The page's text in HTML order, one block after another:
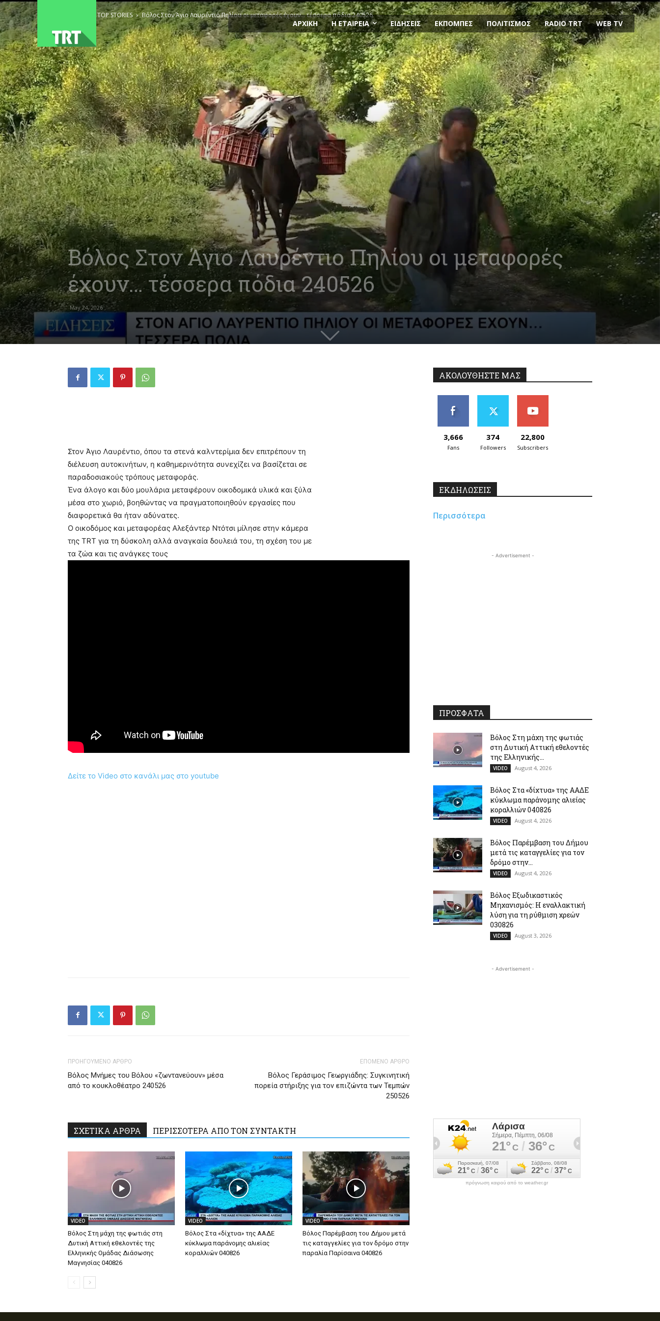
ΑΡΧΙΚΗ Η ΕΤΑΙΡΕΙΑ ΕΙΔΗΣΕΙΣ ΕΚΠΟΜΠΕΣ ΠΟΛΙΤΙΣΜΟΣ RADIO TRT WEB TV
TOP STORIES Βόλος Στον Άγιο Λαυρέντιο Πηλίου οι μεταφορές έχουν… τέσσερα πόδια 240526
Βόλος Στον Άγιο Λαυρέντιο Πηλίου οι μεταφορές
έχουν… τέσσερα πόδια 240526
May 24, 2026
Στον Άγιο Λαυρέντιο, όπου τα στενά καλντερίμια δεν επιτρέπουν τη
διέλευση αυτοκινήτων, η καθημερινότητα συνεχίζει να βασίζεται σε
παραδοσιακούς τρόπους μεταφοράς.
Ένα άλογο και δύο μουλάρια μεταφέρουν οικοδομικά υλικά και ξύλα
μέσα στο χωριό, βοηθώντας να πραγματοποιηθούν εργασίες που
διαφορετικά θα ήταν αδύνατες.
Ο οικοδόμος και μεταφορέας Αλεξάντερ Ντότσι μίλησε στην κάμερα
της TRT για τη δύσκολη αλλά αναγκαία δουλειά του, τη σχέση του με
τα ζώα και τις ανάγκες τους
Δείτε το Video στο κανάλι μας στο youtube
ΠΡΟΗΓΟΥΜΕΝΟ ΑΡΘΡΟ
Βόλος Μνήμες του Βόλου «ζωντανεύουν» μέσα
από το κουκλοθέατρο 240526
ΕΠΟΜΕΝΟ ΑΡΘΡΟ
Βόλος Γεράσιμος Γεωργιάδης: Συγκινητική
πορεία στήριξης για τον επιζώντα των Τεμπών
250526
ΣΧΕΤΙΚΑ ΑΡΘΡΑ ΠΕΡΙΣΣΟΤΕΡΑ ΑΠΟ ΤΟΝ ΣΥΝΤΑΚΤΗ
VIDEO
Βόλος Στη μάχη της φωτιάς στη
Δυτική Αττική εθελοντές της
Ελληνικής Ομάδας Διάσωσης
Μαγνησίας 040826
VIDEO
Βόλος Στα «δίχτυα» της ΑΑΔΕ
κύκλωμα παράνομης αλιείας
κοραλλιών 040826
VIDEO
Βόλος Παρέμβαση του Δήμου μετά
τις καταγγελίες για τον δρόμο στην
παραλία Παρίσαινα 040826
ΑΚΟΛΟΥΘΗΣΤΕ ΜΑΣ
3,666
Fans
374
Followers
22,800
Subscribers
ΕΚΔΗΛΩΣΕΙΣ
Περισσότερα
- Advertisement -
ΠΡΟΣΦΑΤΑ
Βόλος Στη μάχη της φωτιάς
στη Δυτική Αττική εθελοντές
της Ελληνικής...
VIDEO August 4, 2026
Βόλος Στα «δίχτυα» της ΑΑΔΕ
κύκλωμα παράνομης αλιείας
κοραλλιών 040826
VIDEO August 4, 2026
Βόλος Παρέμβαση του Δήμου
μετά τις καταγγελίες για τον
δρόμο στην...
VIDEO August 4, 2026
Βόλος Εξωδικαστικός
Μηχανισμός: Η εναλλακτική
λύση για τη ρύθμιση χρεών
030826
VIDEO August 3, 2026
- Advertisement -
πρόγνωση καιρού από το weather.gr